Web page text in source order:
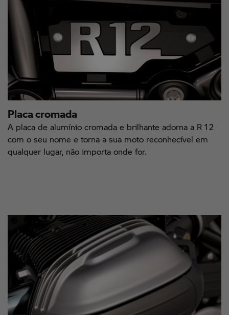
Placa cromada
A placa de alumínio cromada e brilhante adorna a R 12
com o seu nome e torna a sua moto reconhecível em
qualquer lugar, não importa onde for.